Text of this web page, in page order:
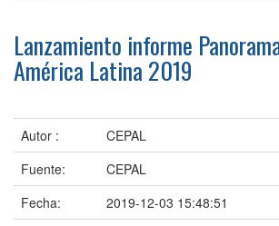
Lanzamiento informe
América Latina 2019
Autor :
CEPAL
Fuente:
CEPAL
Fecha:
2019-12-03 15:48:51